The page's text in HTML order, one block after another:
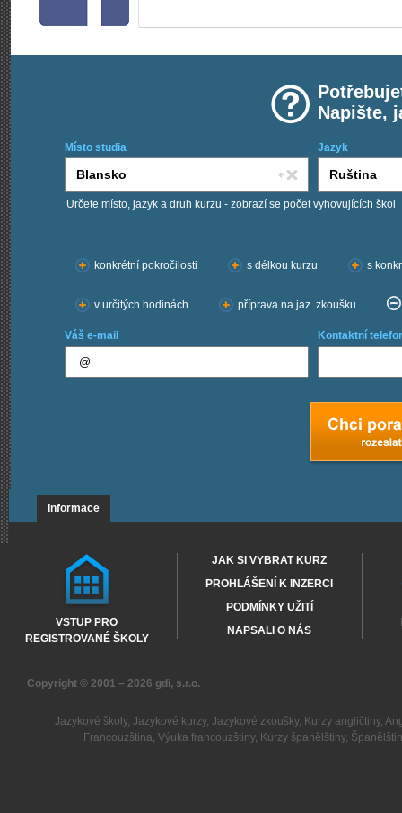
Napište,
Místo studia Jazyk
Určete místo, jazyk a druh kurzu - zobrazí se počet vyhovujících škol
konkrétní pokročilosti
s délkou kurzu s
v určitých hodinách příprava na jaz. zkoušku
Váš e-mail Kontaktní
Informace
VSTUP PRO
REGISTROVANÉ ŠKOLY
JAK SI VYBRAT KURZ
PROHLÁŠENÍ K INZERCI
PODMÍNKY UŽITÍ
NAPSALI O NÁS
Copyright © 2001 – 2026 gdi, s.r.o.
Jazykové školy, Jazykové kurzy, Jazykové zkoušky, Kurzy angličtiny,
Francouzština,Výuka francouzštiny, Kurzy španělštiny,